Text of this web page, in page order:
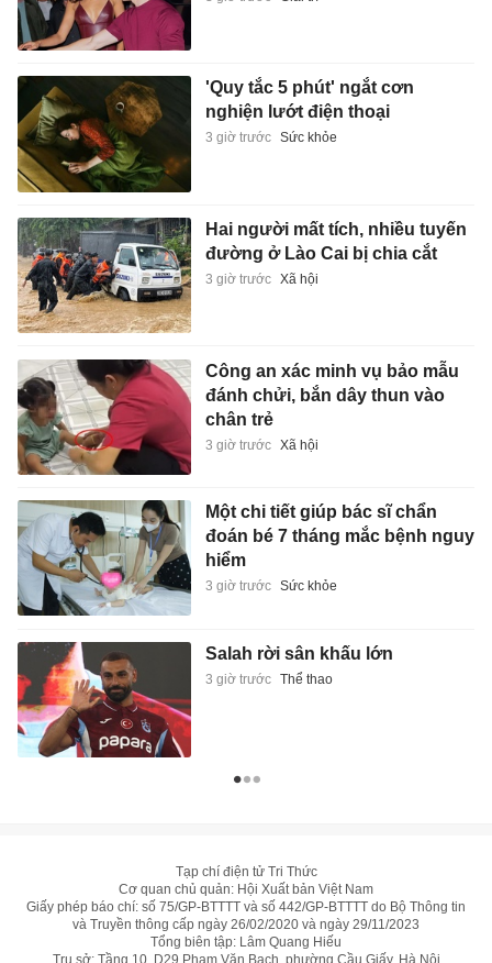
'Quy tắc 5 phút' ngắt cơn
nghiện lướt điện thoại
3 giờ trước Sức khỏe
Hai người mất tích, nhiều tuyến
đường ở Lào Cai bị chia cắt
3 giờ trước Xã hội
Công an xác minh vụ bảo mẫu
đánh chửi, bắn dây thun vào
chân trẻ
3 giờ trước Xã hội
Một chi tiết giúp bác sĩ chẩn
đoán bé 7 tháng mắc bệnh nguy
hiểm
3 giờ trước Sức khỏe
Salah rời sân khấu lớn
3 giờ trước Thể thao
Tạp chí điện tử Tri Thức
Cơ quan chủ quản: Hội Xuất bản Việt Nam
Giấy phép báo chí: số 75/GP-BTTTT và số 442/GP-BTTTT do Bộ Thông tin
và Truyền thông cấp ngày 26/02/2020 và ngày 29/11/2023
Tổng biên tập: Lâm Quang Hiếu
Trụ sở: Tầng 10, D29 Phạm Văn Bạch, phường Cầu Giấy, Hà Nội